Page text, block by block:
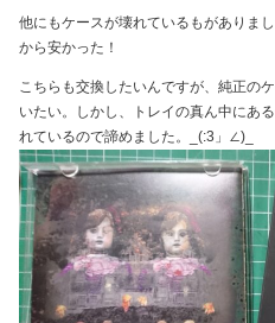
他にもケースが壊れているもがありま
から安かった！
こちらも交換したいんですが、純正の
いたい。しかし、トレイの真ん中にあ
れているので諦めました。_(:3」∠)_